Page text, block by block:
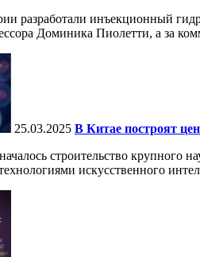
разработали инъекционный
Доминика Пиолетти, а за
25.03.2025 В Китае построят
строительство крупного
искусственного